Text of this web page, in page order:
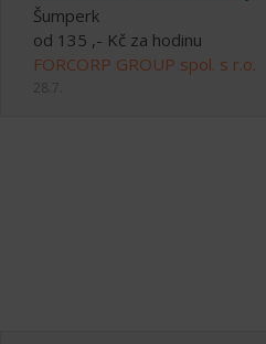
Šumperk
od 135 ,- Kč za hodinu
FORCORP GROUP spol. s r.o.